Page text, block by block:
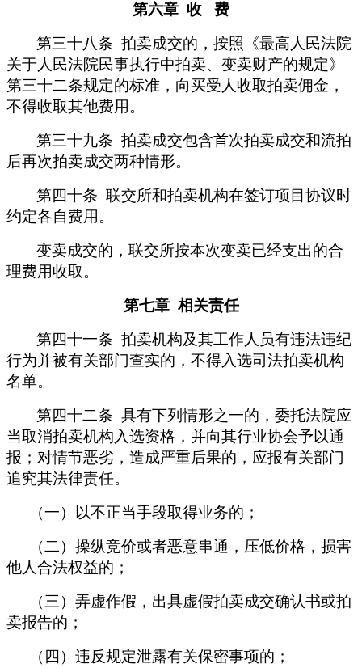
第六章 收 费
第三十八条 拍卖成交的，按照《最高人民法院
关于人民法院民事执行中拍卖、变卖财产的规定》
第三十二条规定的标准，向买受人收取拍卖佣金，
不得收取其他费用。
第三十九条 拍卖成交包含首次拍卖成交和流拍
后再次拍卖成交两种情形。
第四十条 联交所和拍卖机构在签订项目协议时
约定各自费用。
变卖成交的，联交所按本次变卖已经支出的合
理费用收取。
第七章 相关责任
第四十一条 拍卖机构及其工作人员有违法违纪
行为并被有关部门查实的，不得入选司法拍卖机构
名单。
第四十二条 具有下列情形之一的，委托法院应
当取消拍卖机构入选资格，并向其行业协会予以通
报；对情节恶劣，造成严重后果的，应报有关部门
追究其法律责任。
（一）以不正当手段取得业务的；
（二）操纵竞价或者恶意串通，压低价格，损害
他人合法权益的；
（三）弄虚作假，出具虚假拍卖成交确认书或拍
卖报告的；
（四）违反规定泄露有关保密事项的；